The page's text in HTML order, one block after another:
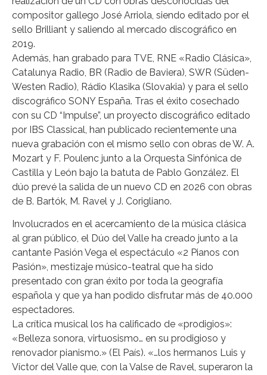
compositor gallego José Arriola, siendo editado por el
sello Brilliant y saliendo al mercado discográfico en
2019.
Además, han grabado para TVE, RNE «Radio Clásica»,
Catalunya Radio, BR (Radio de Baviera), SWR (Süden-
Westen Radio), Rádio Klasika (Slovakia) y para el sello
discográfico SONY España. Tras el éxito cosechado
con su CD “Impulse”, un proyecto discográfico editado
por IBS Classical, han publicado recientemente una
nueva grabación con el mismo sello con obras de W. A.
Mozart y F. Poulenc junto a la Orquesta Sinfónica de
Castilla y León bajo la batuta de Pablo González. El
dúo prevé la salida de un nuevo CD en 2026 con obras
de B. Bartók, M. Ravel y J. Corigliano.
Involucrados en el acercamiento de la música clásica
al gran público, el Dúo del Valle ha creado junto a la
cantante Pasión Vega el espectáculo «2 Pianos con
Pasión», mestizaje músico-teatral que ha sido
presentado con gran éxito por toda la geografía
española y que ya han podido disfrutar más de 40.000
espectadores.
La crítica musical los ha calificado de «prodigios»:
«Belleza sonora, virtuosismo… en su prodigioso y
renovador pianismo.» (El País). «…los hermanos Luis y
Víctor del Valle que, con la Valse de Ravel, superaron la